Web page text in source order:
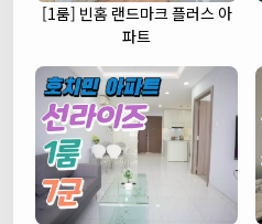
[1룸] 빈홈 랜드마크 플러스 아
파트